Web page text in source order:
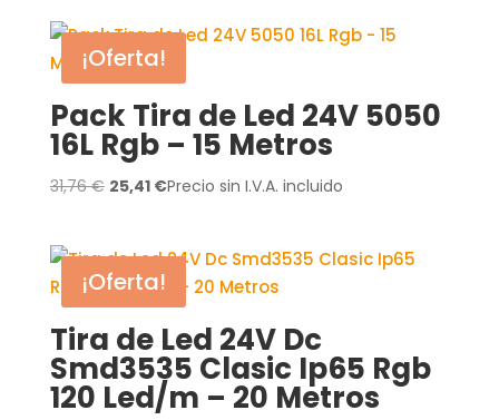
era:
60,77 €.
es:
¡Oferta!
Pack Tira de Led 24V 5050
16L Rgb – 15 Metros
31,76€ El
era:
31,76 €.
25,41 €El
es:
25,41 €.
Precio sin I.V.A. incluido
¡Oferta!
Tira de Led 24V Dc
Smd3535 Clasic Ip65 Rgb
120 Led/m – 20 Metros